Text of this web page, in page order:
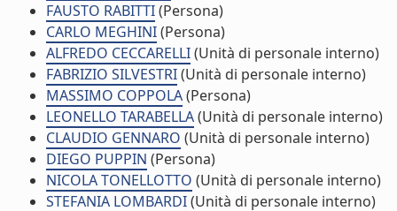
FAUSTO RABITTI(Persona)
CARLO MEGHINI(Persona)
ALFREDO CECCARELLI(Unità di personale interno)
FABRIZIO SILVESTRI(Unità di personale interno)
MASSIMO COPPOLA(Persona)
LEONELLO TARABELLA(Unità di personale interno)
CLAUDIO GENNARO (Unità di personale interno)
DIEGO PUPPIN (Persona)
NICOLA TONELLOTTO (Unità di personale interno)
STEFANIA LOMBARDI(Unità di personale interno)